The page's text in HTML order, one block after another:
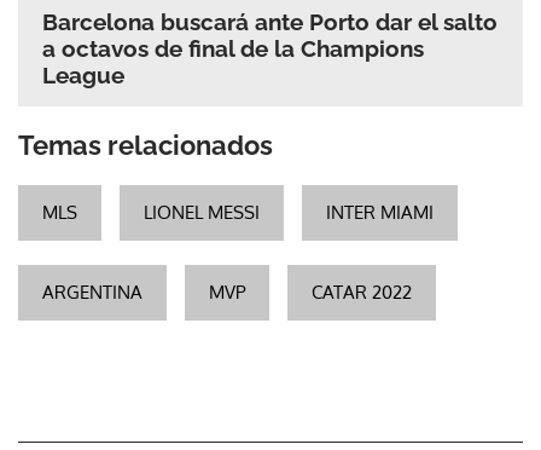
Barcelona buscará ante Porto dar el salto
a octavos de final de la Champions
League
Temas relacionados
MLS LIONEL MESSI INTER MIAMI
ARGENTINA MVP CATAR 2022